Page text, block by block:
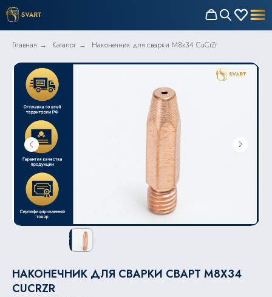
Главная → Каталог → Наконечник для сварки M8x34 CuCrZr
НАКОНЕЧНИК ДЛЯ СВАРКИ СВАРТ M8X34
CUCRZR